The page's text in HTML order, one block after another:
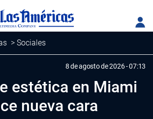
> Sociales
8 de agosto de 2026 - 07:13
estética en Miami
nueva cara